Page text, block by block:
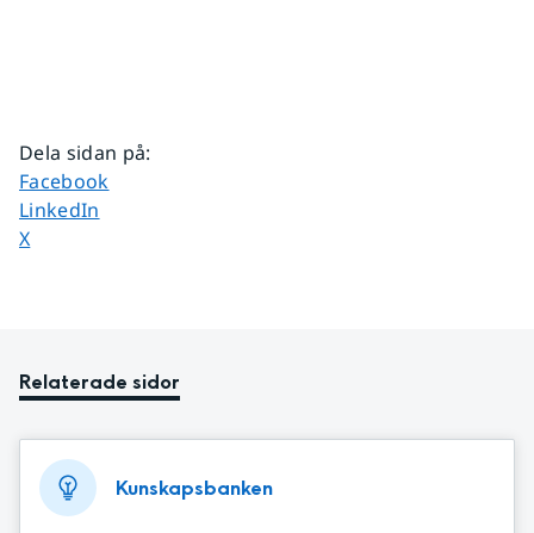
Dela sidan på:
Dela sidan på
Facebook
Dela sidan på
LinkedIn
Dela sidan på
X
Relaterade sidor
Kunskapsbanken